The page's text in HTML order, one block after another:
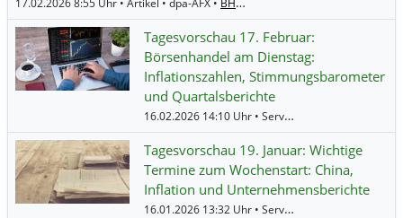
Tagesvorschau 17. Februar:
Börsenhandel am Dienstag:
Inflationszahlen, Stimmungsbarometer
und Quartalsberichte
16.02.2026 14:10 Uhr • Service • BörsenNEWS.de •
Tagesvorschau 19. Januar: Wichtige
Termine zum Wochenstart: China,
Inflation und Unternehmensberichte
16.01.2026 13:32 Uhr • Service • BörsenNEWS.de •